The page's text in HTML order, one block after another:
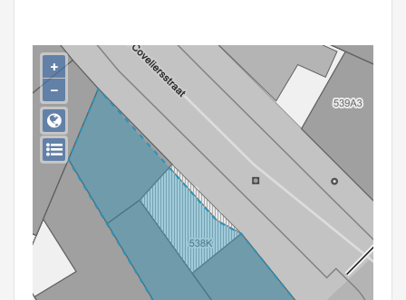
Downloads
Hergebruik
Aanmelden
+
−